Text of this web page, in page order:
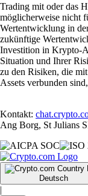
Trading mit oder das
möglicherweise nicht
Wertentwicklung in
zukünftige
Investition in Krypto-
Situation und Ihrer
zu den Risiken, die
Assets verbunden
Kontakt:
Ang Borg, St Julians
Deutsch
|